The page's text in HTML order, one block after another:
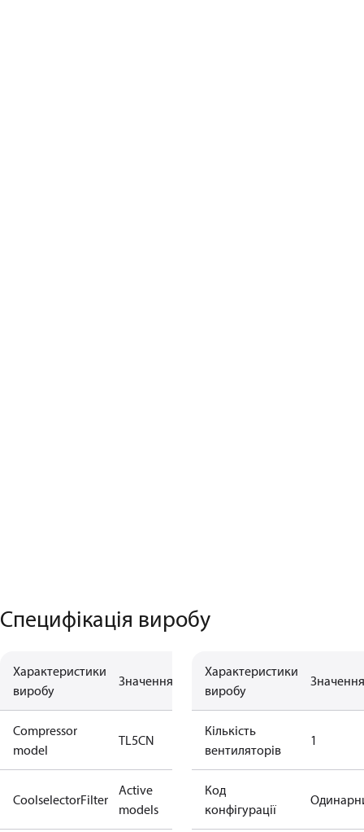
Специфікація виробу
Характеристики
виробу
Значення
Compressor
model
TL5CN
CoolselectorFilter
Active
models
Характеристики
виробу
Значення
Кількість
вентиляторів
1
Код
конфігурації